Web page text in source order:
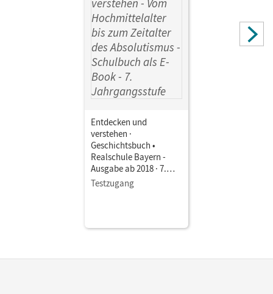
Entdecken und
verstehen ·
Geschichtsbuch •
Realschule Bayern -
Ausgabe ab 2018 · 7.
Jahrgangsstufe Vom
Hochmittelalter bis zum
Schulbuch als E-Book
Testzugang